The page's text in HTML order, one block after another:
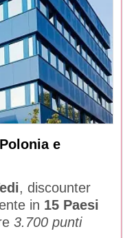
e
, discounter
in 15 Paesi
3.700 punti